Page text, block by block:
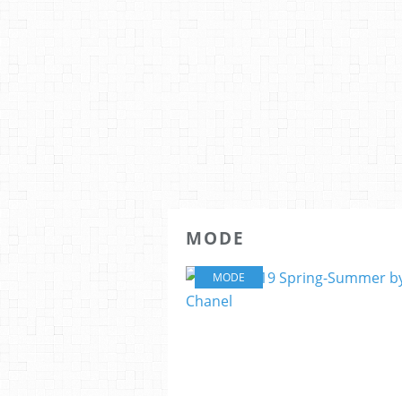
MODE
MODE